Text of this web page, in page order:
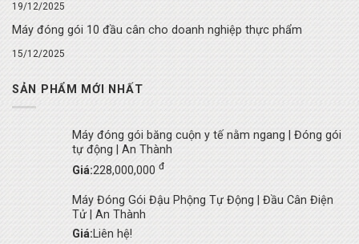
19/12/2025
Máy đóng gói 10 đầu cân cho doanh nghiệp thực phẩm
15/12/2025
SẢN PHẨM MỚI NHẤT
Máy đóng gói băng cuộn y tế nằm ngang | Đóng gói
tự động | An Thành
Giá:228,000,000 đ
Máy Đóng Gói Đậu Phộng Tự Động | Đầu Cân Điện
Tử | An Thành
Giá:Liên hệ!